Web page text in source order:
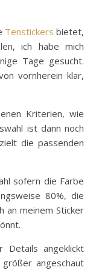
Tenstickers bietet,
ich habe mich
Tage gesucht.
vornherein klar,
Kriterien, wie
ist dann noch
die passenden
sofern die Farbe
80%, die
an meinem Sticker
Details angeklickt
angeschaut